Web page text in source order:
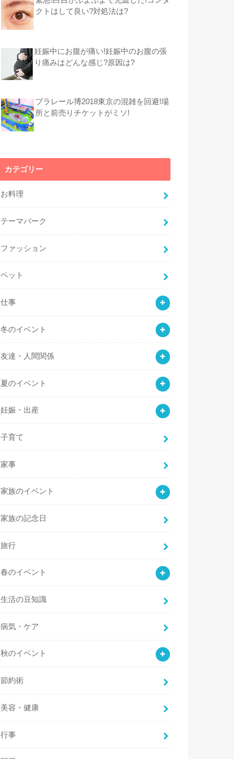
クトはして良い?対処法は?
妊娠中にお腹が痛い!妊娠中のお腹の張
り痛みはどんな感じ?原因は?
プラレール博2018東京の混雑を回避!場
所と前売りチケットがミソ!
カテゴリー
お料理
テーマパーク
ファッション
ペット
仕事
冬のイベント
友達・人間関係
夏のイベント
妊娠・出産
子育て
家事
家族のイベント
家族の記念日
旅行
春のイベント
生活の豆知識
病気・ケア
秋のイベント
節約術
美容・健康
行事